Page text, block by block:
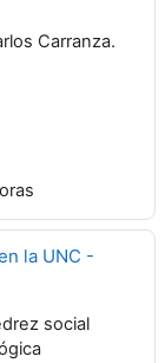
Carranza.
la UNC -
social